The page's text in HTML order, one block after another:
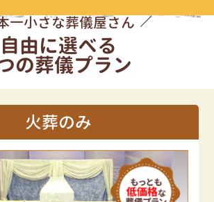
一小さな葬儀屋さん
自由に選べる
の葬儀プラン
火葬のみ